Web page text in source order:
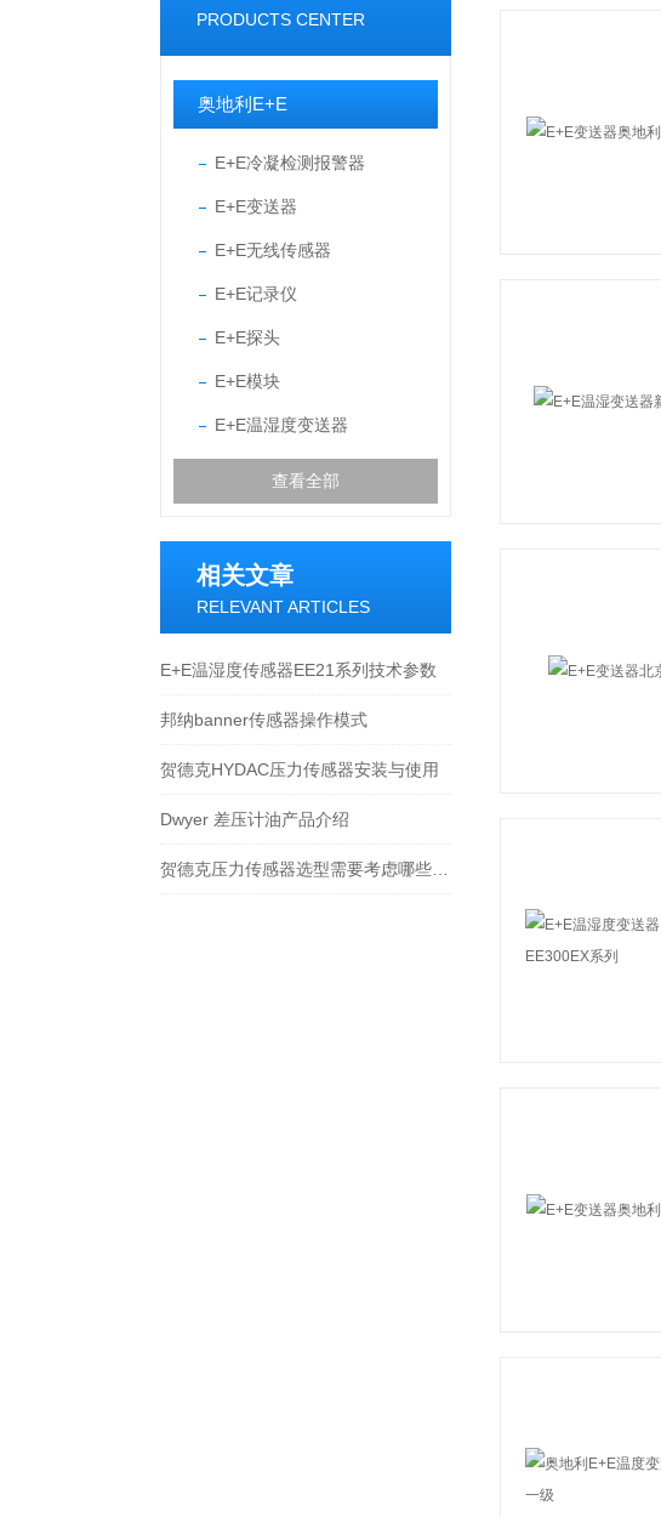
PRODUCTS CENTER
奥地利E+E
E+E冷凝检测报警器
E+E变送器
E+E无线传感器
E+E记录仪
E+E探头
E+E模块
E+E温湿度变送器
查看全部
相关文章
RELEVANT ARTICLES
E+E温湿度传感器EE21系列技术参数
邦纳banner传感器操作模式
贺德克HYDAC压力传感器安装与使用
Dwyer 差压计油产品介绍